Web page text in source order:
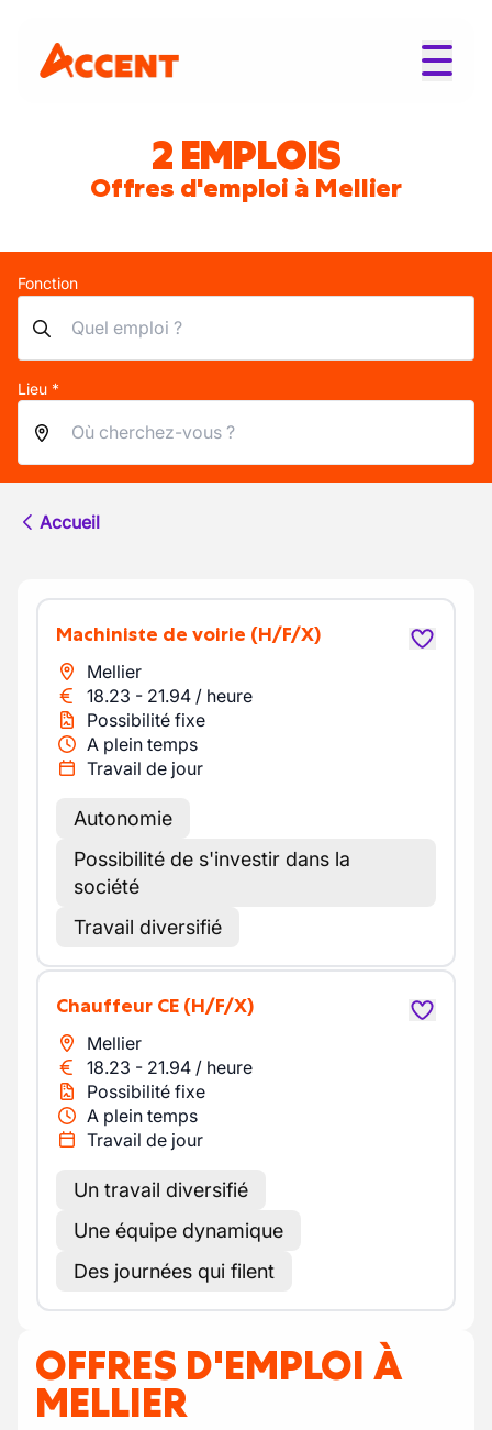
2 EMPLOIS
Offres d'emploi à Mellier
Fonction
Lieu *
Accueil
Machiniste de voirie (H/F/X)
Mellier
18.23 - 21.94 / heure
Possibilité fixe
A plein temps
Travail de jour
Autonomie
Possibilité de s'investir dans la
société
Travail diversifié
Chauffeur CE (H/F/X)
Mellier
18.23 - 21.94 / heure
Possibilité fixe
A plein temps
Travail de jour
Un travail diversifié
Une équipe dynamique
Des journées qui filent
OFFRES D'EMPLOI À
MELLIER